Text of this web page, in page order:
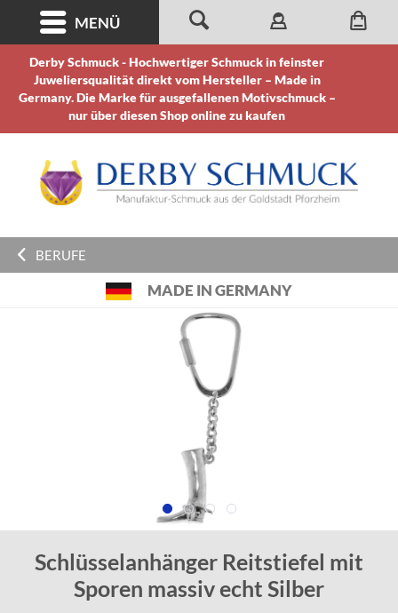
Derby Schmuck - Hochwertiger Schmuck in feinster
Juweliersqualität direkt vom Hersteller – Made in
Germany. Die Marke für ausgefallenen Motivschmuck –
nur über diesen Shop online zu kaufen
MENÜ
BERUFE
MADE IN GERMANY
Schlüsselanhänger Reitstiefel mit
Sporen massiv echt Silber